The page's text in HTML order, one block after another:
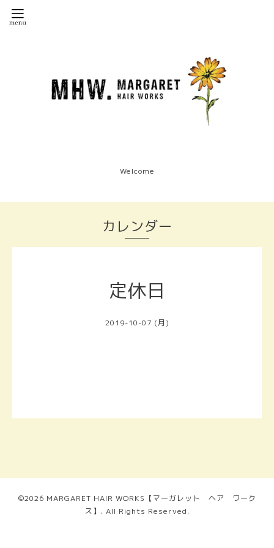
Welcome
カレンダー
定休日
2019-10-07 (月)
©2026 MARGARET HAIR WORKS【マーガレット ヘア ワーク
ス】 . All Rights Reserved.